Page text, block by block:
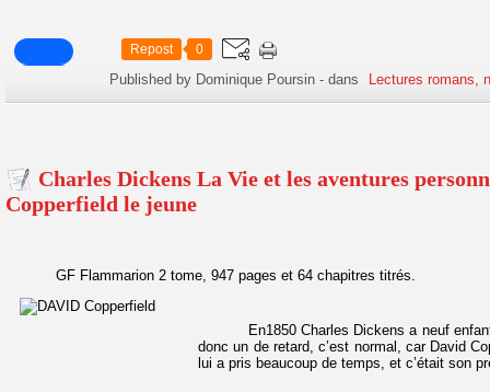
Repost 0
Published by Dominique Poursin -dans Lectures romans,
Charles Dickens La Vie et les aventures
Copperfield le jeune
GF Flammarion 2 tome, 947 pages et 64 chapitres titrés.
En1850 Charles Dickens a neuf
donc un de retard, c’est normal, car David
lui a pris beaucoup de temps, et c’était son